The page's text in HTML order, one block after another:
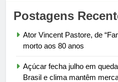
Postagens
Ator Vincent Pastore, de
morto aos 80 anos
Açúcar fecha julho em
Brasil e clima mantêm